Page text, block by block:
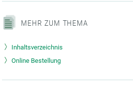
MEHR ZUM THEMA
Inhaltsverzeichnis
Online Bestellung